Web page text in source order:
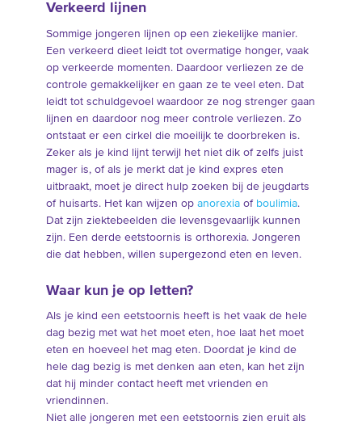
Verkeerd lijnen
Sommige jongeren lijnen op een ziekelijke manier.
Een verkeerd dieet leidt tot overmatige honger, vaak
op verkeerde momenten. Daardoor verliezen ze de
controle gemakkelijker en gaan ze te veel eten. Dat
leidt tot schuldgevoel waardoor ze nog strenger gaan
lijnen en daardoor nog meer controle verliezen. Zo
ontstaat er een cirkel die moeilijk te doorbreken is.
Zeker als je kind lijnt terwijl het niet dik of zelfs juist
mager is, of als je merkt dat je kind expres eten
uitbraakt, moet je direct hulp zoeken bij de jeugdarts
of huisarts. Het kan wijzen op anorexiaof boulimia.
Dat zijn ziektebeelden die levensgevaarlijk kunnen
zijn. Een derde eetstoornis is orthorexia. Jongeren
die dat hebben, willen supergezond eten en leven.
Waar kun je op letten?
Als je kind een eetstoornis heeft is het vaak de hele
dag bezig met wat het moet eten, hoe laat het moet
eten en hoeveel het mag eten. Doordat je kind de
hele dag bezig is met denken aan eten, kan het zijn
dat hij minder contact heeft met vrienden en
vriendinnen.
Niet alle jongeren met een eetstoornis zien eruit als